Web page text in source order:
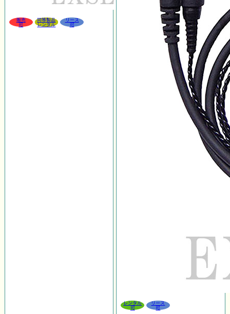
販売
可
同等製品
レンタル
リース
可
レンタル
可
リース
可